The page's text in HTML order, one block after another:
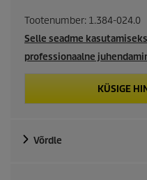
Tootenumber: 1.384-024.0
Selle seadme
professionaalne
KÜSIGE
Võrdle